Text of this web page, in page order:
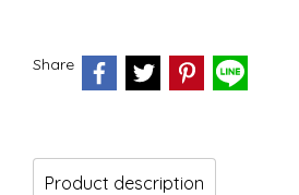
Share
Product description